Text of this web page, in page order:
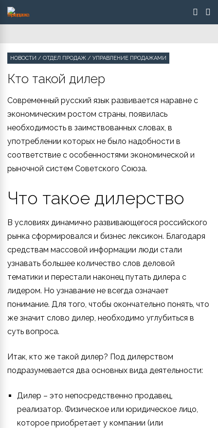
НОВОСТИ / ОТДЕЛ ПРОДАЖ / УПРАВЛЕНИЕ ПРОДАЖАМИ
Кто такой дилер
Современный русский язык развивается наравне с
экономическим ростом страны, появилась
необходимость в заимствованных словах, в
употреблении которых не было надобности в
соответствие с особенностями экономической и
рыночной систем Советского Союза.
Что такое дилерство
В условиях динамично развивающегося российского
рынка сформировался и бизнес лексикон. Благодаря
средствам массовой информации люди стали
узнавать большее количество слов деловой
тематики и перестали наконец путать дилера с
лидером. Но узнавание не всегда означает
понимание. Для того, чтобы окончательно понять, что
же значит слово дилер, необходимо углубиться в
суть вопроса.
Итак, кто же такой дилер? Под дилерством
подразумевается два основных вида деятельности:
Дилер – это непосредственно продавец,
реализатор. Физическое или юридическое лицо,
которое приобретает у компании (или